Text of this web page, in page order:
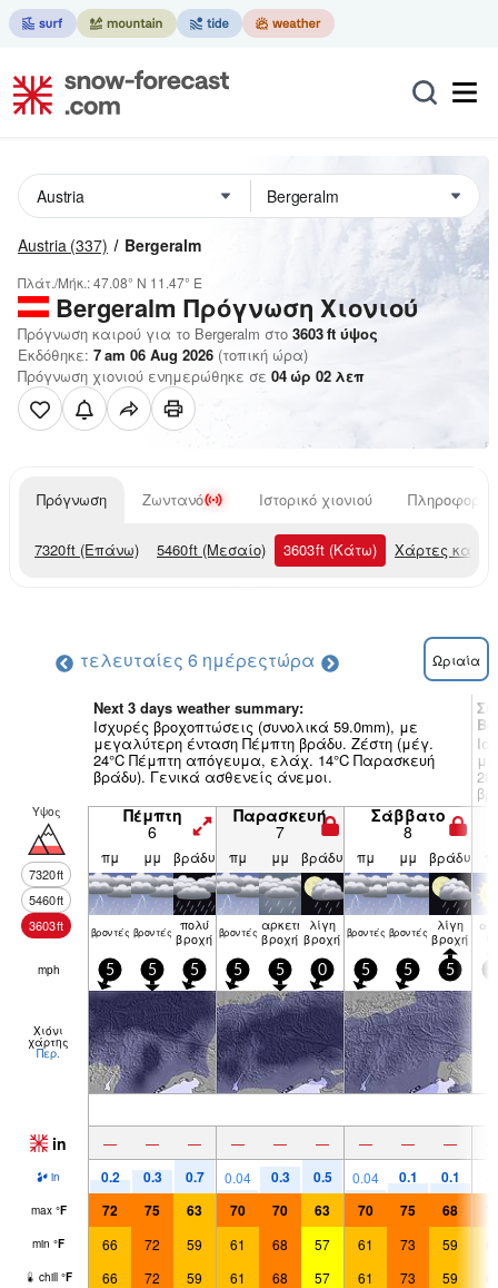
Austria (337) Bergeralm
Πλάτ./Μήκ.:47.08° N 11.47° E
Bergeralm Πρόγνωση Χιονιού
Πρόγνωση καιρού για το Bergeralm στο 3603ft ύψος
Εκδόθηκε: 7 am 06 Aug 2026 (τοπική ώρα)
Πρόγνωση χιονιού ενημερώθηκε σε 04ώρ 02 λεπ
Πρόγνωση Ζωντανό Ιστορικό χιονιού
7320ft (Επάνω) 5460ft (Μεσαίο) 3603ft (Κάτω) Χάρτες
τελευταίες 6 ημέρεςτώρα Ωριαία
Next 3 days weather summary:
Ισχυρές βροχοπτώσεις (συνολικά 59.0mm), με
μεγαλύτερη ένταση Πέμπτη βράδυ. Ζέστη (μέγ.
24°C Πέμπτη απόγευμα, ελάχ. 14°C Παρασκευή
βράδυ). Γενικά ασθενείς άνεμοι.
Υψος
7320ft
5460ft
3603ft
Πέμπτη
6
Παρασκευή
7
Σάββατο
8
πμ μμ βράδυ πμ μμ βράδυ πμ μμ βράδυ
βρον­τές βρον­τές πολύ
βροχή βρον­τές αρκετή
βροχή
λίγη
βροχή βρον­τές βρον­τές λίγη
βροχή
mph 5 5 5 5 5 0 5 5 5
Χιόνι
χάρτης
Περ.
in — — — — — — — — —
in 0.2 0.3 0.7 0.04 0.3 0.5 0.04 0.1 0.1
max °F 72 75 63 70 70 63 70 75 68
min °F 66 72 59 61 68 57 61 73 59
chill °F 66 72 59 61 68 57 61 73 59